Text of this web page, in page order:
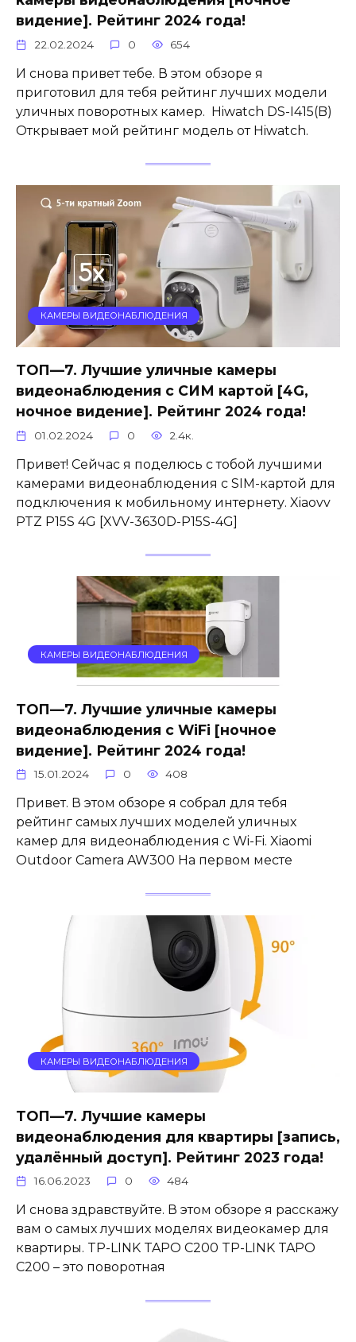
видение]. Рейтинг 2024 года!
22.02.2024 0 654
И снова привет тебе. В этом обзоре я
приготовил для тебя рейтинг лучших модели
уличных поворотных камер. Hiwatch DS-I415(B)
Открывает мой рейтинг модель от Hiwatch.
КАМЕРЫ ВИДЕОНАБЛЮДЕНИЯ
ТОП—7. Лучшие уличные камеры
видеонаблюдения с СИМ картой [4G,
ночное видение]. Рейтинг 2024 года!
01.02.2024 0 2.4к.
Привет! Сейчас я поделюсь с тобой лучшими
камерами видеонаблюдения с SIM-картой для
подключения к мобильному интернету. Xiaovv
PTZ P15S 4G [XVV-3630D-P15S-4G]
КАМЕРЫ ВИДЕОНАБЛЮДЕНИЯ
ТОП—7. Лучшие уличные камеры
видеонаблюдения с WiFi [ночное
видение]. Рейтинг 2024 года!
15.01.2024 0 408
Привет. В этом обзоре я собрал для тебя
рейтинг самых лучших моделей уличных
камер для видеонаблюдения с Wi-Fi. Xiaomi
Outdoor Camera AW300 На первом месте
КАМЕРЫ ВИДЕОНАБЛЮДЕНИЯ
ТОП—7. Лучшие камеры
видеонаблюдения для квартиры [запись,
удалённый доступ]. Рейтинг 2023 года!
16.06.2023 0 484
И снова здравствуйте. В этом обзоре я расскажу
вам о самых лучших моделях видеокамер для
квартиры. TP-LINK TAPO C200 TP-LINK TAPO
C200 – это поворотная